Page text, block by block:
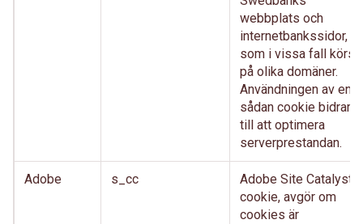
webbplats och
internetbankssidor,
som i vissa fall körs
på olika domäner.
Användningen av en
sådan cookie bidrar
till att optimera
serverprestandan.
Adobe s_cc
Adobe Site Catalyst
cookie, avgör om
cookies är